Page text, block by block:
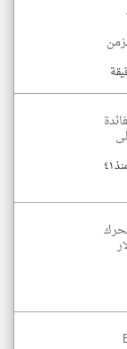
منذ ٤١
وتتحرك